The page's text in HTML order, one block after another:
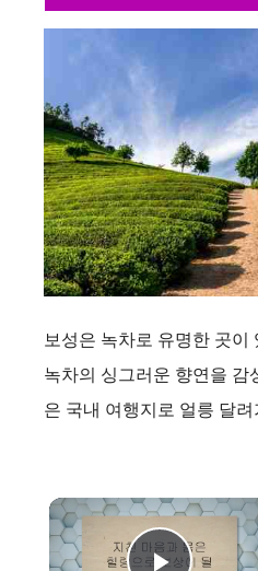
보성은 녹차로 유명한 곳이
녹차의 싱그러운 향연을 감
은 국내 여행지로 얼릉 달